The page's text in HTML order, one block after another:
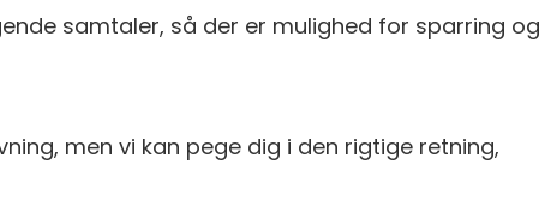
samtaler, så der er mulighed for sparring og
men vi kan pege dig i den rigtige retning,